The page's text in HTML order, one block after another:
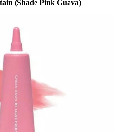
(Shade Pink Guava)